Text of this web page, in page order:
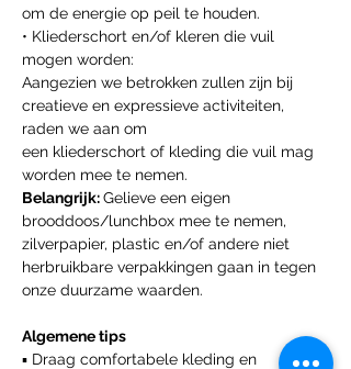
om de energie op peil te houden.
• Kliederschort en/of kleren die vuil
mogen worden:
Aangezien we betrokken zullen zijn bij
creatieve en expressieve activiteiten,
raden we aan om
een kliederschort of kleding die vuil mag
worden mee te nemen.
Belangrijk: Gelieve een eigen
brooddoos/lunchbox mee te nemen,
zilverpapier, plastic en/of andere niet
herbruikbare verpakkingen gaan in tegen
onze duurzame waarden.
Algemene tips
▪ Draag comfortabele kleding en